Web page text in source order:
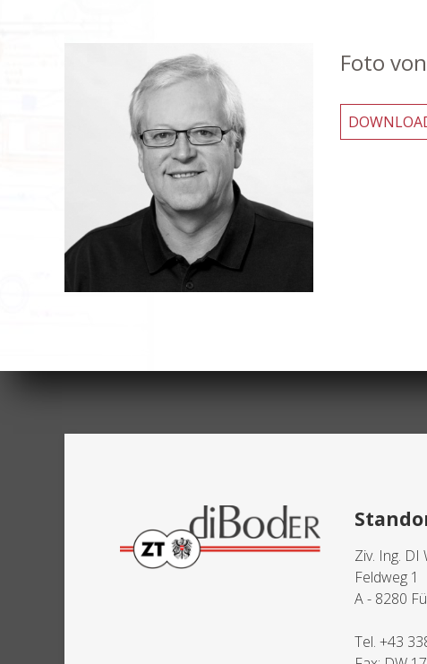
Foto
Ziv. Ing. DI
Feldweg 1
A - 8280
Tel. +43